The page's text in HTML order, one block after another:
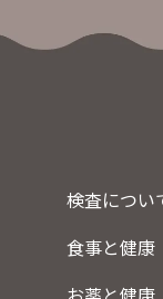
検査につい
食事と健康